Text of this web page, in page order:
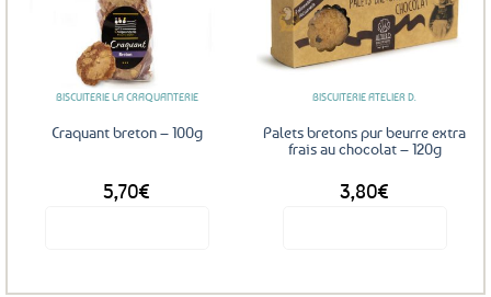
BISCUITERIE LA CRAQUANTERIE
Craquant breton – 100g
5,70€
Ajouter
aux
favoris
BISCUITERIE ATELIER D.
Palets bretons pur beurre extra
frais au chocolat – 120g
3,80€